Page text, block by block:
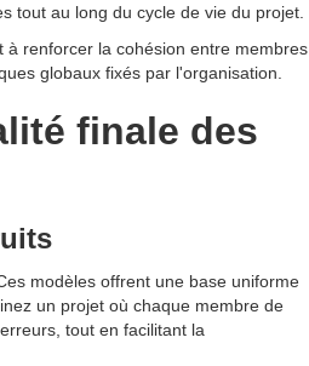
tout au long du cycle de vie du projet.
renforcer la cohésion entre membres
globaux fixés par l'organisation.
finale des
modèles offrent une base uniforme
un projet où chaque membre de
tout en facilitant la